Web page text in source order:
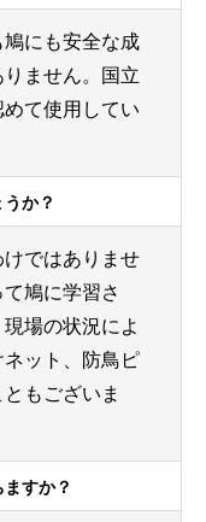
にも安全な成
ません。国立
て使用してい
か？
ではありませ
鳩に学習さ
場の状況によ
ット、防鳥ピ
もございま
すか？